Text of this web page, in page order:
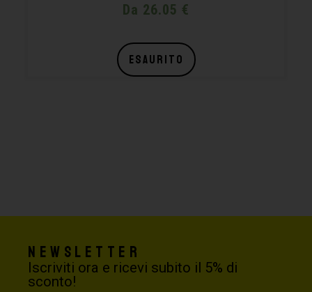
Da 26.05 €
ESAURITO
Newsletter
Iscriviti ora e ricevi subito il 5% di
sconto!